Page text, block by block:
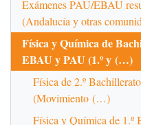
Exámenes PAU/EBAU
(Andalucía y otras
Física y Química de
EBAU y PAU (1.º y (…)
Física de 2.º
(Movimiento (…)
Física y Química de 1.º